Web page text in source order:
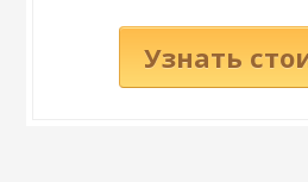
Узнать